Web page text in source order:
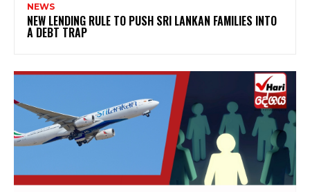
NEWS
NEW LENDING RULE TO PUSH SRI LANKAN FAMILIES INTO
A DEBT TRAP